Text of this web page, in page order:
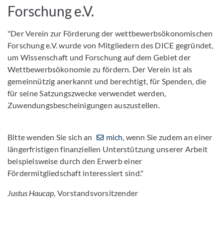
Forschung e.V.
"Der Verein zur Förderung der wettbewerbsökonomischen
Forschung e.V. wurde von Mitgliedern des DICE gegründet,
um Wissenschaft und Forschung auf dem Gebiet der
Wettbewerbsökonomie zu fördern. Der Verein ist als
gemeinnützig anerkannt und berechtigt, für Spenden, die
für seine Satzungszwecke verwendet werden,
Zuwendungsbescheinigungen auszustellen.
Bitte wenden Sie sich an mich, wenn Sie zudem an einer
längerfristigen finanziellen Unterstützung unserer Arbeit
beispielsweise durch den Erwerb einer
Fördermitgliedschaft interessiert sind."
Justus Haucap, Vorstandsvorsitzender